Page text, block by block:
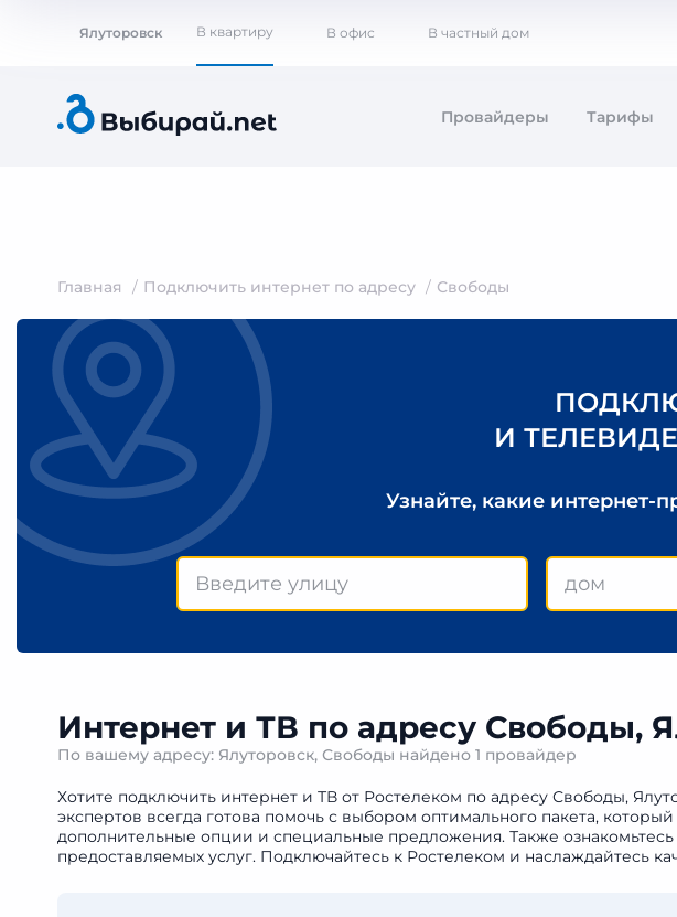
Ялуторовск В квартиру В офис В частный дом
Провайдеры Тарифы
Главная Подключить интернет по адресу Свободы
И
Узнайте, какие интернет-
Интернет и ТВ по адресу Свободы,
По вашему адресу: Ялуторовск, Свободы найдено 1 провайдер
Хотите подключить интернет и ТВ от Ростелеком по адресу Свободы,
экспертов всегда готова помочь с выбором оптимального пакета,
дополнительные опции и специальные предложения. Также
предоставляемых услуг. Подключайтесь к Ростелеком и наслаждайтесь